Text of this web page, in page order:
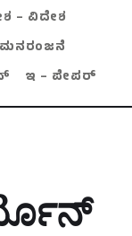
– ವಿದೇಶ
ಮನರಂಜನೆ
ಇ – ಪೇಪರ್